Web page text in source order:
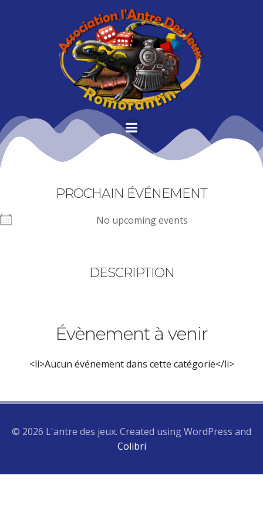
Aller
au
contenu
PROCHAIN ÉVÉNEMENT
No upcoming events
DESCRIPTION
Évènement à venir
<li>Aucun événement dans cette catégorie</li>
© 2026 L'antre des jeux. Created using WordPress and
Colibri